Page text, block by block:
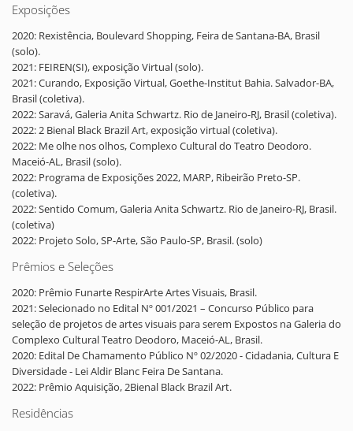
Exposições
2020: Rexistência, Boulevard Shopping, Feira de Santana-BA, Brasil
(solo).
2021: FEIREN(SI), exposição Virtual (solo).
2021: Curando, Exposição Virtual, Goethe-Institut Bahia. Salvador-BA,
Brasil (coletiva).
2022: Saravá, Galeria Anita Schwartz. Rio de Janeiro-RJ, Brasil (coletiva).
2022: 2 Bienal Black Brazil Art, exposição virtual (coletiva).
2022: Me olhe nos olhos, Complexo Cultural do Teatro Deodoro.
Maceió-AL, Brasil (solo).
2022: Programa de Exposições 2022, MARP, Ribeirão Preto-SP.
(coletiva).
2022: Sentido Comum, Galeria Anita Schwartz. Rio de Janeiro-RJ, Brasil.
(coletiva)
2022: Projeto Solo, SP-Arte, São Paulo-SP, Brasil. (solo)
Prêmios e Seleções
2020: Prêmio Funarte RespirArte Artes Visuais, Brasil.
2021: Selecionado no Edital Nº 001/2021 – Concurso Público para
seleção de projetos de artes visuais para serem Expostos na Galeria do
Complexo Cultural Teatro Deodoro, Maceió-AL, Brasil.
2020: Edital De Chamamento Público Nº 02/2020 - Cidadania, Cultura E
Diversidade - Lei Aldir Blanc Feira De Santana.
2022: Prêmio Aquisição, 2Bienal Black Brazil Art.
Residências